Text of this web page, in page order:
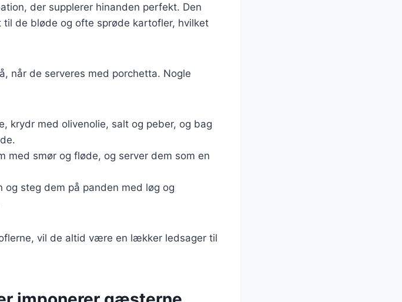
der supplerer hinanden perfekt. Den
de bløde og ofte sprøde kartofler, hvilket
når de serveres med porchetta. Nogle
krydr med olivenolie, salt og peber, og bag
med smør og fløde, og server dem som en
steg dem på panden med løg og
vil de altid være en lækker ledsager til